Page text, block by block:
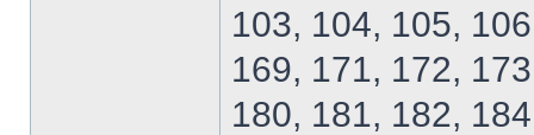
103, 104, 105,
169, 171, 172,
180, 181, 182,